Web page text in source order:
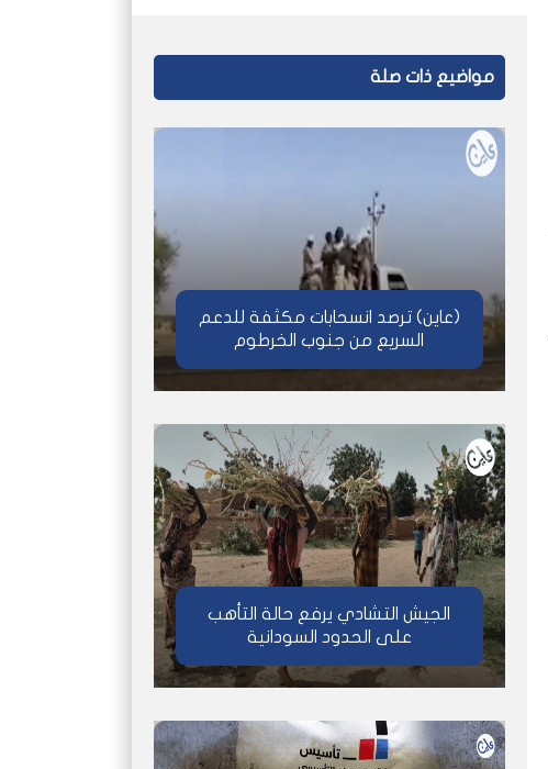
مواضيع ذات صلة
(عاين) ترصد انسحابات مكثفة للدعم
السريع من جنوب الخرطوم
الجيش التشادي يرفع حالة التأهب
على الحدود السودانية